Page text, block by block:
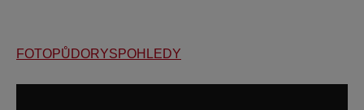
FOTOPŮDORYS POHLEDY